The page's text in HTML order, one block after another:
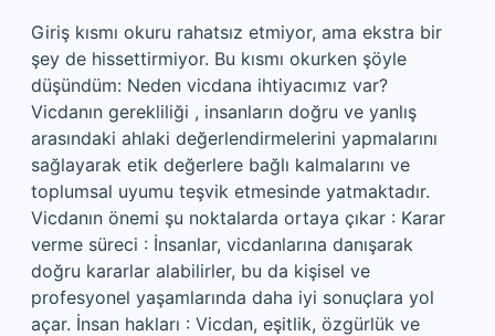
Giriş kısmı okuru rahatsız etmiyor, ama ekstra bir
şey de hissettirmiyor. Bu kısmı okurken şöyle
düşündüm: Neden vicdana ihtiyacımız var?
Vicdanın gerekliliği , insanların doğru ve yanlış
arasındaki ahlaki değerlendirmelerini yapmalarını
sağlayarak etik değerlere bağlı kalmalarını ve
toplumsal uyumu teşvik etmesinde yatmaktadır.
Vicdanın önemi şu noktalarda ortaya çıkar : Karar
verme süreci : İnsanlar, vicdanlarına danışarak
doğru kararlar alabilirler, bu da kişisel ve
profesyonel yaşamlarında daha iyi sonuçlara yol
açar. İnsan hakları : Vicdan, eşitlik, özgürlük ve